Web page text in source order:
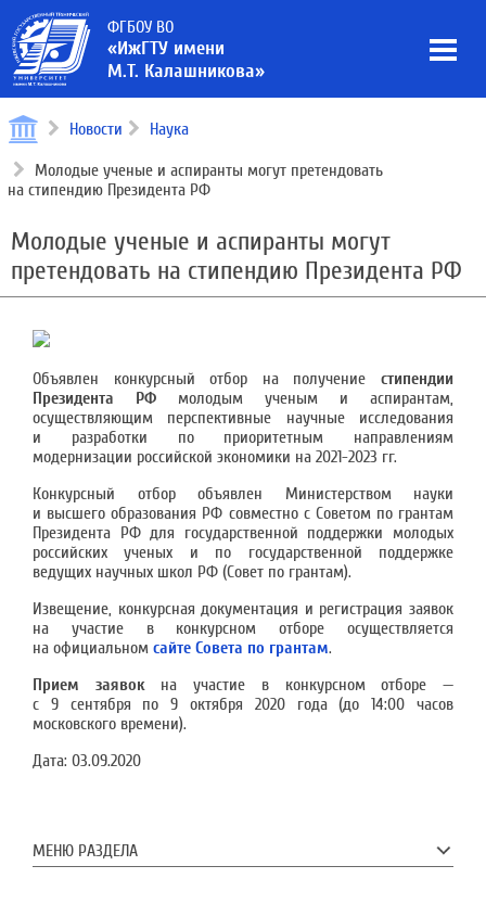
ФГБОУ ВО
«ИжГТУ имени
М.Т. Калашникова»
Новости Наука
Молодые ученые и аспиранты могут претендовать
на стипендию Президента РФ
Молодые ученые и аспиранты могут
претендовать на стипендию Президента РФ
Объявлен конкурсный отбор на получение стипендии
Президента РФ молодым ученым и аспирантам,
осуществляющим перспективные научные исследования
и разработки по приоритетным направлениям
модернизации российской экономики на 2021-2023 гг.
Конкурсный отбор объявлен Министерством науки
и высшего образования РФ совместно с Советом по грантам
Президента РФ для государственной поддержки молодых
российских ученых и по государственной поддержке
ведущих научных школ РФ (Совет по грантам).
Извещение, конкурсная документация и регистрация заявок
на участие в конкурсном отборе осуществляется
на официальном сайте Совета по грантам.
Прием заявокна участие в конкурсном отборе —
с 9 сентября по 9 октября 2020 года (до 14:00 часов
московского времени).
Дата: 03.09.2020
МЕНЮ РАЗДЕЛА